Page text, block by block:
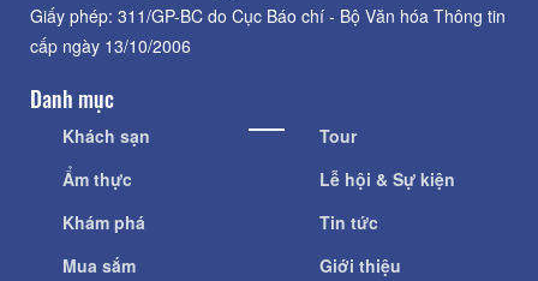
Giấy phép: 311/GP-BC do Cục Báo chí - Bộ Văn hóa Thông tin
cấp ngày 13/10/2006
Danh mục
Khách sạn
Ẩm thực
Khám phá
Mua sắm
Tour
Lễ hội & Sự kiện
Tin tức
Giới thiệu